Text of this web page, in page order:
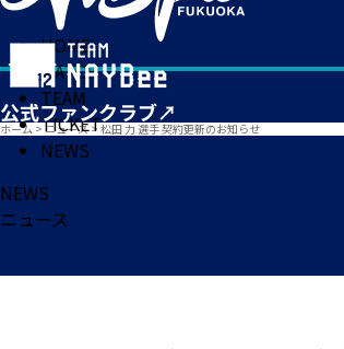
HOME
MATCH
TEAM
TICKET
NEWS
ホーム > ニュース> 松田 力 選手 契約更新のお知らせ
NEWS
ニュース